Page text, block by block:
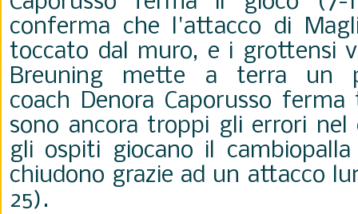
conferma che l'attacco di
toccato dal muro, e i grottensi
Breuning mette a terra un
coach Denora Caporusso
sono ancora troppi gli errori nel
gli ospiti giocano il
chiudono grazie ad un attacco
25).